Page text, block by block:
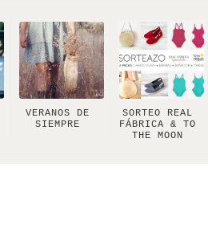
VERANOS DE
SIEMPRE
SORTEO REAL
FÁBRICA & TO
THE MOON